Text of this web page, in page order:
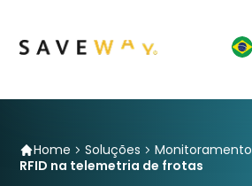
Home Soluções
Monitoramento
RFID na telemetria de frotas